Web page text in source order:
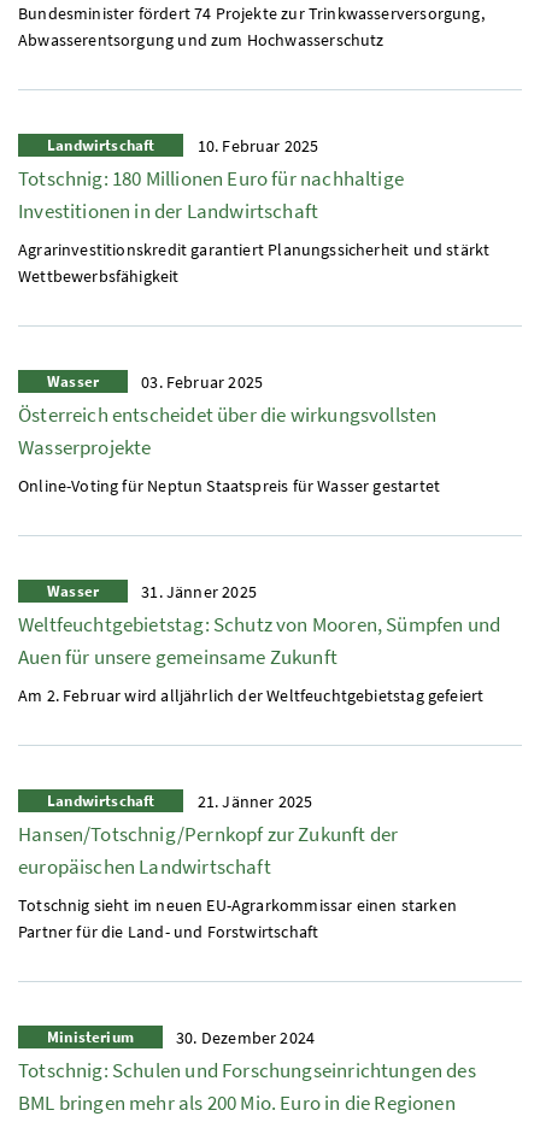
Bundesminister fördert 74 Projekte zur Trinkwasserversorgung,
Abwasserentsorgung und zum Hochwasserschutz
Landwirtschaft 10. Februar 2025
Totschnig: 180 Millionen Euro für nachhaltige
Investitionen in der Landwirtschaft
Agrarinvestitionskredit garantiert Planungssicherheit und stärkt
Wettbewerbsfähigkeit
Wasser 03. Februar 2025
Österreich entscheidet über die wirkungsvollsten
Wasserprojekte
Online-Voting für Neptun Staatspreis für Wasser gestartet
Wasser 31. Jänner 2025
Weltfeuchtgebietstag: Schutz von Mooren, Sümpfen und
Auen für unsere gemeinsame Zukunft
Am 2. Februar wird alljährlich der Weltfeuchtgebietstag gefeiert
Landwirtschaft 21. Jänner 2025
Hansen/Totschnig/Pernkopf zur Zukunft der
europäischen Landwirtschaft
Totschnig sieht im neuen EU-Agrarkommissar einen starken
Partner für die Land- und Forstwirtschaft
Ministerium 30. Dezember 2024
Totschnig: Schulen und Forschungseinrichtungen des
BML bringen mehr als 200 Mio. Euro in die Regionen